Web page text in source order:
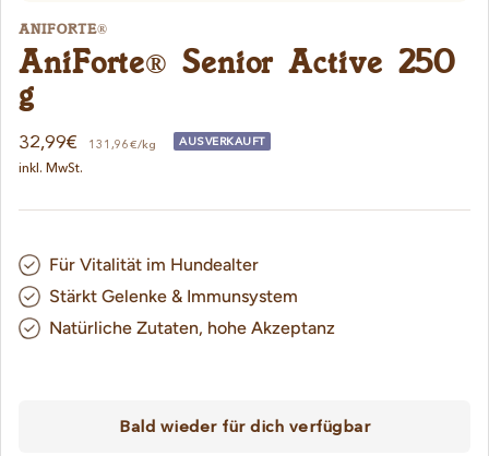
ANIFORTE®
AniForte® Senior Active 250
g
Angebotspreis
32,99€ 131,96€/kg AUSVERKAUFT
inkl. MwSt.
Für Vitalität im Hundealter
Stärkt Gelenke & Immunsystem
Natürliche Zutaten, hohe Akzeptanz
Bald wieder für dich verfügbar